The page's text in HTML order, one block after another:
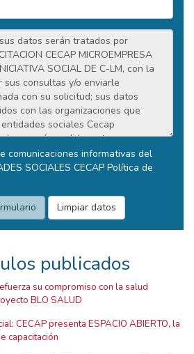
comunicaciones informativas del
SOCIALES CECAP Política de
publicados
su compromiso con la salud
BLO SALUD
CECAP presenta ESPACIO ABIERTO, la
capacitación